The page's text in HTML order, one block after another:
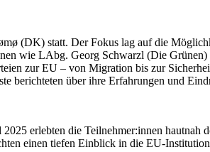
(DK) statt. Der Fokus lag auf die
wie LAbg. Georg Schwarzl (Die
zur EU – von Migration bis zur
berichteten über ihre Erfahrungen und
erlebten die Teilnehmer:innen
einen tiefen Einblick in die EU-